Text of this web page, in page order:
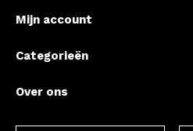
Mijn account
Categorieën
Over ons